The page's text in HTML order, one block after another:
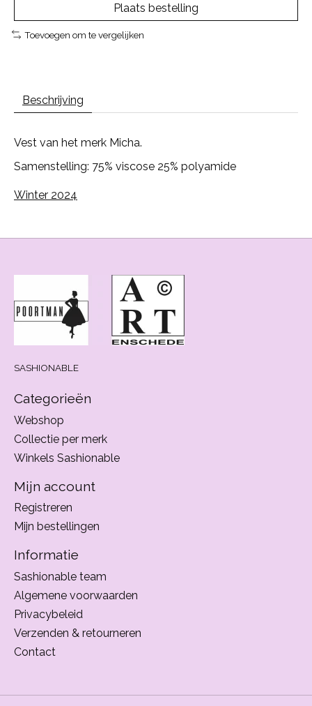
Plaats bestelling
Toevoegen om te vergelijken
Beschrijving
Vest van het merk Micha.
Samenstelling: 75% viscose 25% polyamide
Winter 2024
SASHIONABLE
Categorieën
Webshop
Collectie per merk
Winkels Sashionable
Mijn account
Registreren
Mijn bestellingen
Informatie
Sashionable team
Algemene voorwaarden
Privacybeleid
Verzenden & retourneren
Contact